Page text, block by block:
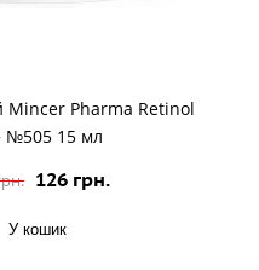
Mincer Pharma Retinol
№505 15 мл
126 грн.
У кошик